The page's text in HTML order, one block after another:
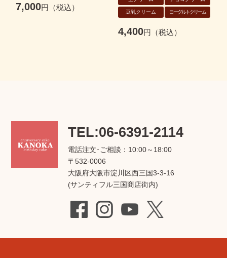
7,000 豆乳クリーム ヨーグルトクリーム
4,400
TEL:06-6391-2114
電話注文･ご相談：10:00～18:00
〒532-0006
大阪府大阪市淀川区西三国3-3-16
(サンティフル三国商店街内)